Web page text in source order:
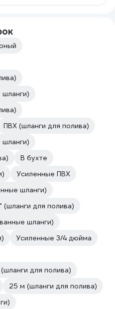
ПВХ (шланги для полива)
В бухте
Усиленные ПВХ
шланги)
(шланги для полива)
шланги)
Усиленные 3/4 дюйма
для полива)
25 м (шланги для полива)